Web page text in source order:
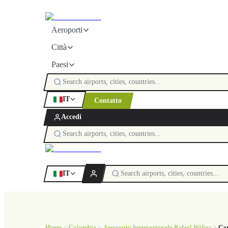
Aeroporti
Città
Paesi
IT Contatto
Accedi
IT